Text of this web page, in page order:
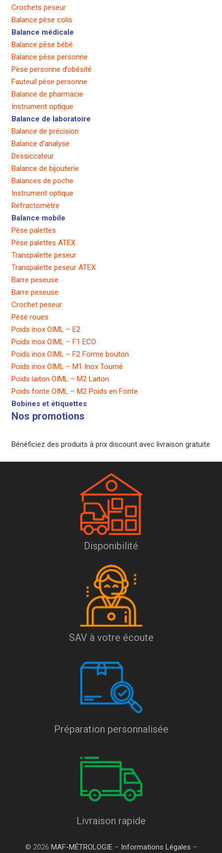
Crochets peseur
Balance pèse colis
Balance médicale
Balance pèse bébé
Balance pèse personne
Pèse personne d’obésité
Fauteuil pèse personne
Balance de pharmacie
Instrument optique
Balance de laboratoire
Balance de précision
Balance d’analyse
Dessiccateur
Balance de bijouterie
Balances de poche
Instrument optique
Réfractomètre
Balance mobile
Pèse palettes
Pèse palettes ATEX
Transpalette peseur
Transpalette peseur ATEX
Barre peseuse
Barre peseuse
Crochet peseur
Pèse roues
Poids inox OIML – E2
Poids inox OIML – F1 ECO
Poids inox OIML – F2 Forme bouton
Poids inox OIML – M1 Inox Tourné
Poids laiton OIML – M2 Laiton
Poids fonte OIML – M2 Poids en Fonte
Bobines et étiquettes
Nos promotions
Bénéficiez des produits à prix discount avec livraison gratuite
Disponibilité
SAV à votre écoute
Préparation personnalisée
Livraison rapide
© 2026 MAF-MÉTROLOGIE– Informations Légales –